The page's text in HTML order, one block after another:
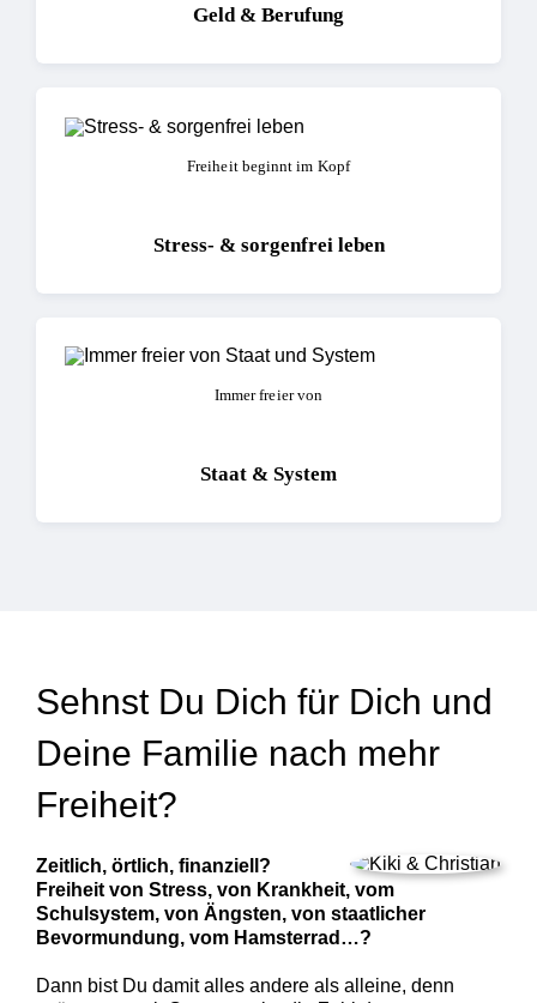
Geld & Berufung
Freiheit beginnt im Kopf
Stress- & sorgenfrei leben
Immer freier von
Staat & System
Sehnst Du Dich für Dich und
Deine Familie nach mehr
Freiheit?
Zeitlich, örtlich, finanziell?
Freiheit von Stress, von Krankheit, vom
Schulsystem, von Ängsten, von staatlicher
Bevormundung, vom Hamsterrad…?
Dann bist Du damit alles andere als alleine, denn